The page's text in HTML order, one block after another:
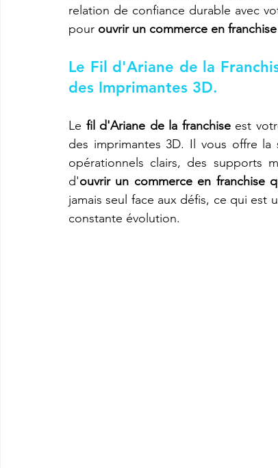
relation de confiance durable avec
pour ouvrir un commerce en
Le Fil d'Ariane de la
des Imprimantes 3D.
Le fil d'Ariane de la franchise est
des imprimantes 3D. Il vous offre
opérationnels clairs, des supports
d'ouvrir un commerce en franchise
jamais seul face aux défis, ce qui est
constante évolution.